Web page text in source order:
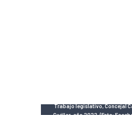
Trabajo legislativo, Concejal